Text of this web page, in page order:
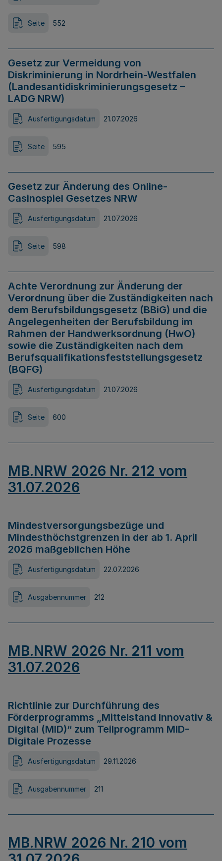
Seite 552
Gesetz zur Vermeidung von
Diskriminierung in Nordrhein-Westfalen
(Landesantidiskriminierungsgesetz –
LADG NRW)
Ausfertigungsdatum 21.07.2026
Seite 595
Gesetz zur Änderung des Online-
Casinospiel Gesetzes NRW
Ausfertigungsdatum 21.07.2026
Seite 598
Achte Verordnung zur Änderung der
Verordnung über die Zuständigkeiten nach
dem Berufsbildungsgesetz (BBiG) und die
Angelegenheiten der Berufsbildung im
Rahmen der Handwerksordnung (HwO)
sowie die Zuständigkeiten nach dem
Berufsqualifikationsfeststellungsgesetz
(BQFG)
Ausfertigungsdatum 21.07.2026
Seite 600
MB.NRW 2026 Nr. 212 vom
31.07.2026
Mindestversorgungsbezüge und
Mindesthöchstgrenzen in der ab 1. April
2026 maßgeblichen Höhe
Ausfertigungsdatum 22.07.2026
Ausgabennummer 212
MB.NRW 2026 Nr. 211 vom
31.07.2026
Richtlinie zur Durchführung des
Förderprogramms „Mittelstand Innovativ &
Digital (MID)“ zum Teilprogramm MID-
Digitale Prozesse
Ausfertigungsdatum 29.11.2026
Ausgabennummer 211
MB.NRW 2026 Nr. 210 vom